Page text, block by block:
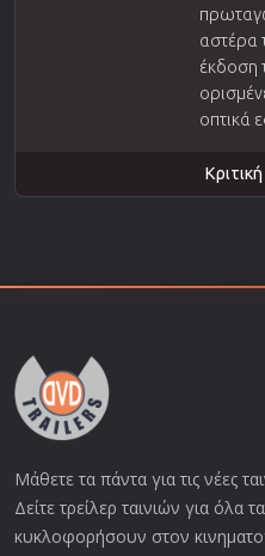
αστέρα
έκδοση
οπτικά
Μάθετε τα πάντα για τις νέες
Δείτε τρείλερ ταινιών για όλα
κυκλοφορήσουν στον